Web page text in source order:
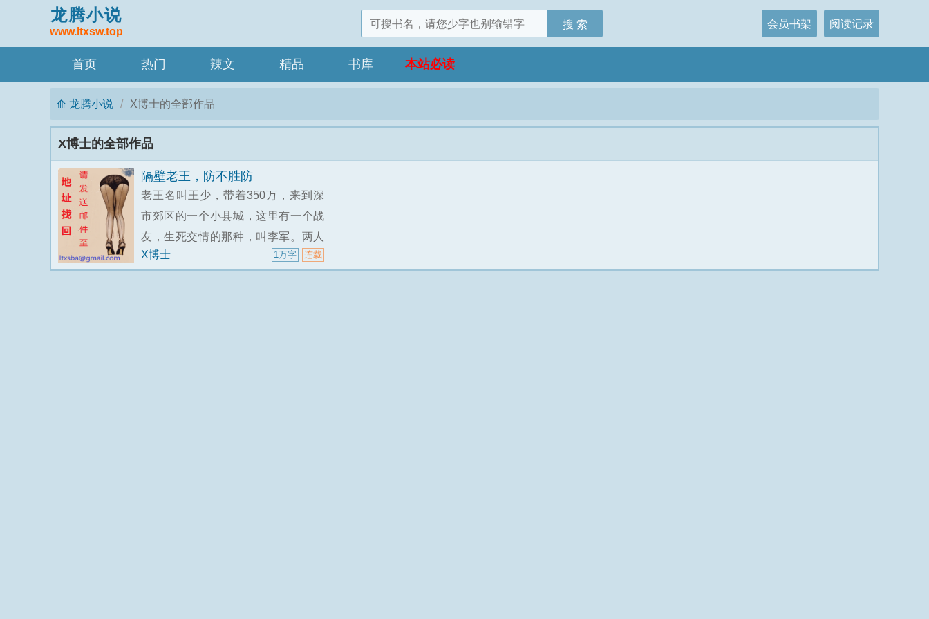
龙腾小说
www.ltxsw.top
搜 索 阅读记录
会员书架
首页 热门 辣文 精品 书库 本站必读
龙腾小说 X博士的全部作品
X博士的全部作品
隔壁老王，防不胜防
老王名叫王少，带着350万，来到深
市郊区的一个小县城，这里有一个战
友，生死交情的那种，叫李军。两人
在一个小饭馆见面。
X博士 连载
1万字